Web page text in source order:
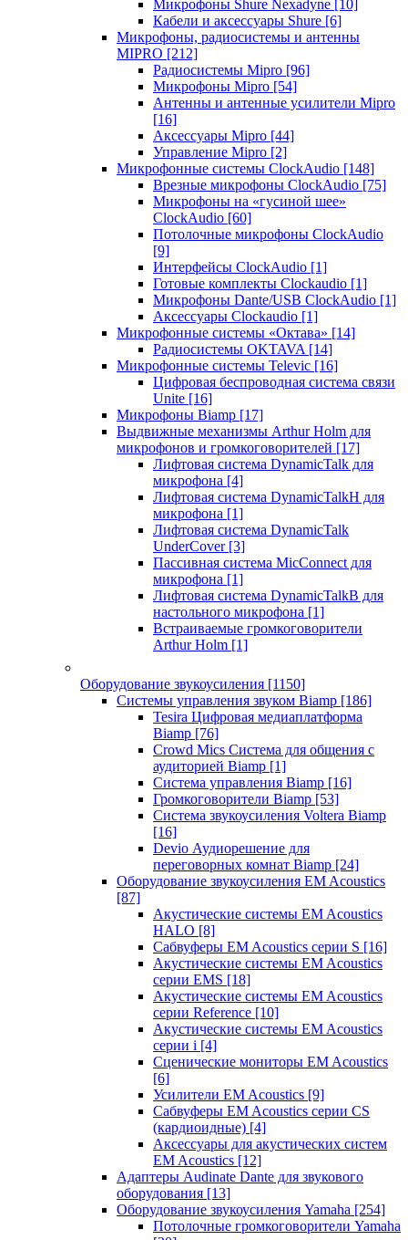
Микрофоны Shure Nexadyne [10]
Кабели и аксессуары Shure [6]
Микрофоны, радиосистемы и антенны
MIPRO [212]
Радиосистемы Mipro [96]
Микрофоны Mipro [54]
Антенны и антенные усилители Mipro
[16]
Аксессуары Mipro [44]
Управление Mipro [2]
Микрофонные системы ClockAudio [148]
Врезные микрофоны ClockAudio [75]
Микрофоны на «гусиной шее»
ClockAudio [60]
Потолочные микрофоны ClockAudio
[9]
Интерфейсы ClockAudio [1]
Готовые комплекты Clockaudio [1]
Микрофоны Dante/USB ClockAudio [1]
Аксессуары Clockaudio [1]
Микрофонные системы «Октава» [14]
Радиосистемы OKTAVA [14]
Микрофонные системы Televic [16]
Цифровая беспроводная система связи
Unite [16]
Микрофоны Biamp [17]
Выдвижные механизмы Arthur Holm для
микрофонов и громкоговорителей [17]
Лифтовая система DynamicTalk для
микрофона [4]
Лифтовая система DynamicTalkH для
микрофона [1]
Лифтовая система DynamicTalk
UnderCover [3]
Пассивная система MicConnect для
микрофона [1]
Лифтовая система DynamicTalkB для
настольного микрофона [1]
Встраиваемые громкоговорители
Arthur Holm [1]
Оборудование звукоусиления [1150]
Системы управления звуком Biamp [186]
Tesira Цифровая медиаплатформа
Biamp [76]
Crowd Mics Система для общения с
аудиторией Biamp [1]
Система управления Biamp [16]
Громкоговорители Biamp [53]
Система звукоусиления Voltera Biamp
[16]
Devio Аудиорешение для
переговорных комнат Biamp [24]
Оборудование звукоусиления EM Acoustics
[87]
Акустические системы EM Acoustics
HALO [8]
Сабвуферы EM Acoustics серии S [16]
Акустические системы EM Acoustics
серии EMS [18]
Акустические системы EM Acoustics
серии Reference [10]
Акустические системы EM Acoustics
серии i [4]
Сценические мониторы EM Acoustics
[6]
Усилители EM Acoustics [9]
Сабвуферы EM Acoustics серии CS
(кардиоидные) [4]
Аксессуары для акустических систем
EM Acoustics [12]
Адаптеры Audinate Dante для звукового
оборудования [13]
Оборудование звукоусиления Yamaha [254]
Потолочные громкоговорители Yamaha